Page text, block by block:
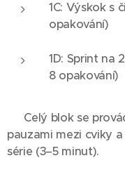
1C: Výskok s
opakování)
1D: Sprint na
8 opakování)
👉 Celý blok se
pauzami mezi cviky
série (3–5 minut).